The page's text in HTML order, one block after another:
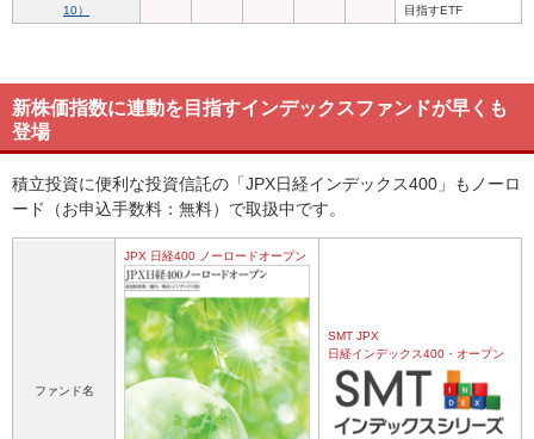
10）
目指すETF
新株価指数に連動を目指すインデックスファンドが早くも
登場
積立投資に便利な投資信託の「JPX日経インデックス400」もノーロ
ード（お申込手数料：無料）で取扱中です。
ファンド名
JPX 日経400 ノーロードオープン
SMT JPX
日経インデックス400・オープン